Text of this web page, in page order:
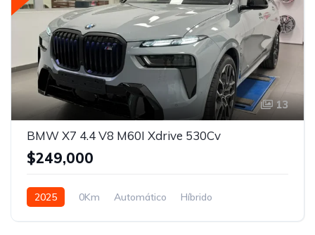
13
BMW X7 4.4 V8 M60I Xdrive 530Cv
$249,000
2025 0Km Automático
Híbrido